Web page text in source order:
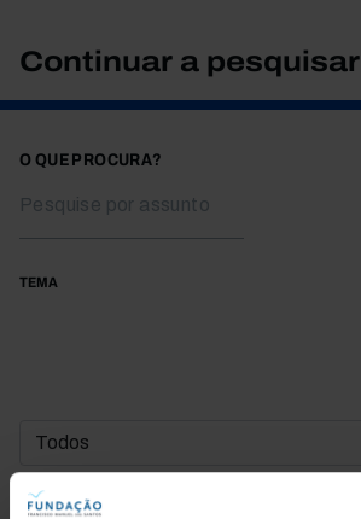
Continuar a pesquisar
O QUE PROCURA?
TEMA
DATA DE INÍCIO